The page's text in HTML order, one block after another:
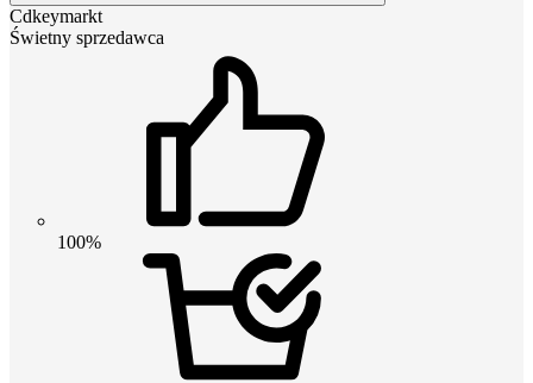
Cdkeymarkt
Świetny sprzedawca
100%